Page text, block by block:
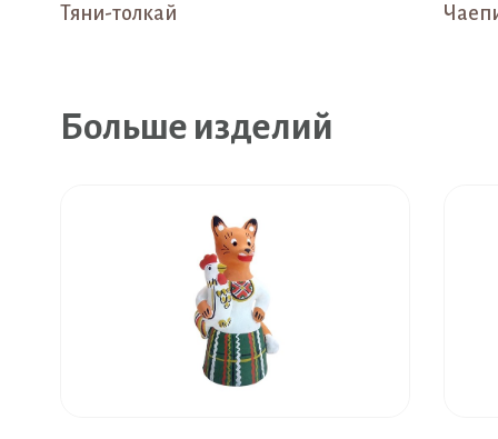
Тяни-толкай
Больше изделий